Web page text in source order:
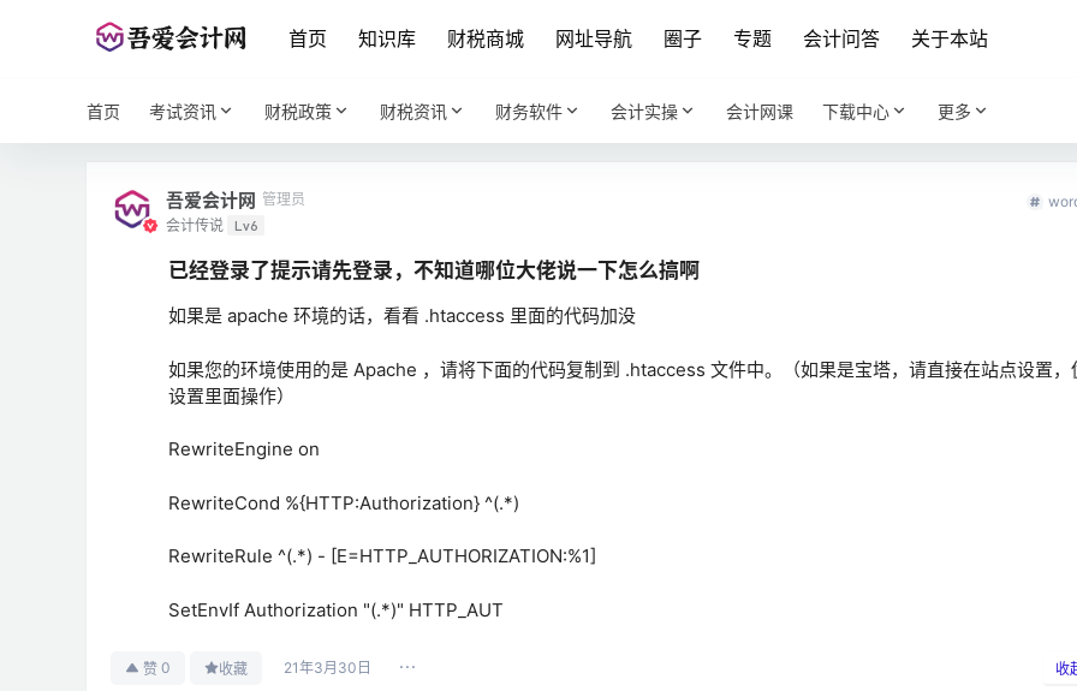
首页 知识库 财税商城 网址导航 圈子 专题 会计问答 关于本站
首页 考试资讯 财税政策 财税资讯 财务软件 会计实操 会计网课 下载中心 更多
吾爱会计网 管理员
会计传说 Lv6
已经登录了提示请先登录，不知道哪位大佬说一下怎么搞啊
如果是 apache 环境的话，看看 .htaccess 里面的代码加没
如果您的环境使用的是 Apache ，请将下面的代码复制到 .htaccess 文件中。（如果是宝塔，请直接在站点设置，
设置里面操作）
RewriteEngine on
RewriteCond %{HTTP:Authorization} ^(.*)
RewriteRule ^(.*) - [E=HTTP_AUTHORIZATION:%1]
SetEnvIf Authorization "(.*)" HTTP_AUT
赞 0 收藏 21年3月30日 收